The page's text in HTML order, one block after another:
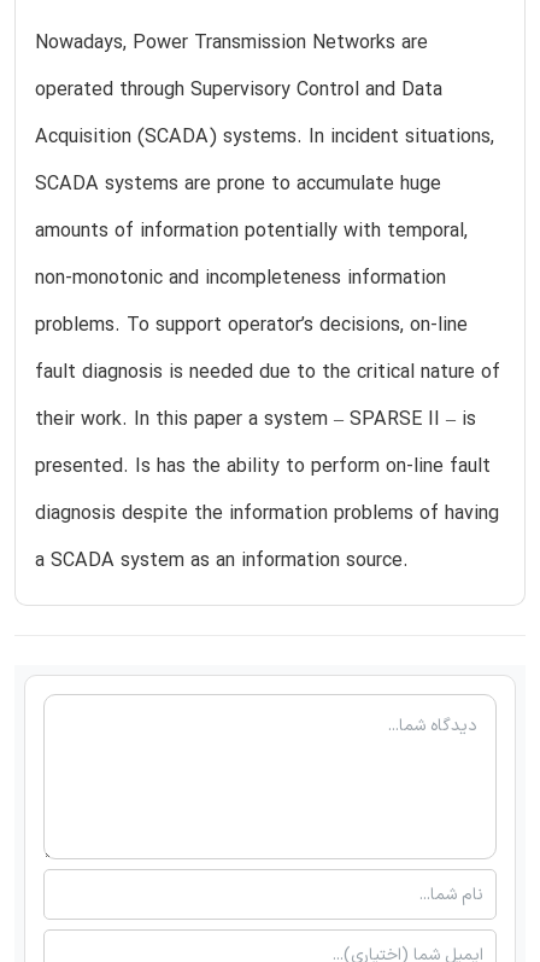
Nowadays, Power Transmission Networks are
operated through Supervisory Control and Data
Acquisition (SCADA) systems. In incident situations,
SCADA systems are prone to accumulate huge
amounts of information potentially with temporal,
non-monotonic and incompleteness information
problems. To support operator’s decisions, on-line
fault diagnosis is needed due to the critical nature of
their work. In this paper a system – SPARSE II – is
presented. Is has the ability to perform on-line fault
diagnosis despite the information problems of having
a SCADA system as an information source.